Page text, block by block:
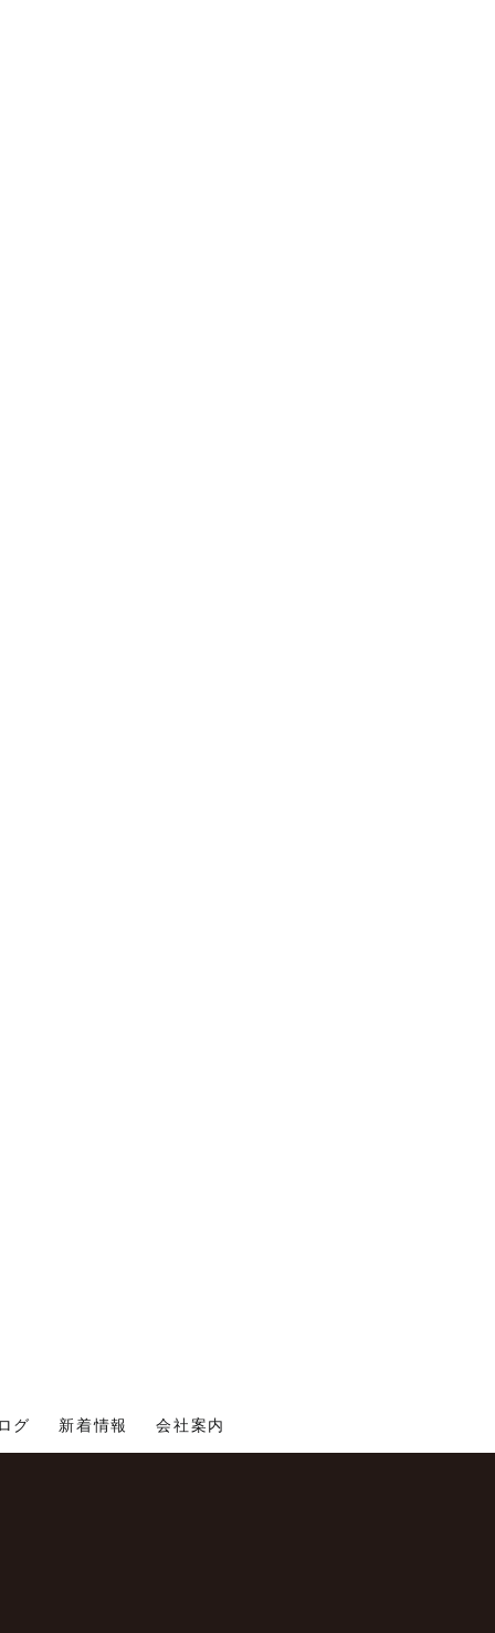
グ 新着情報 会社案内